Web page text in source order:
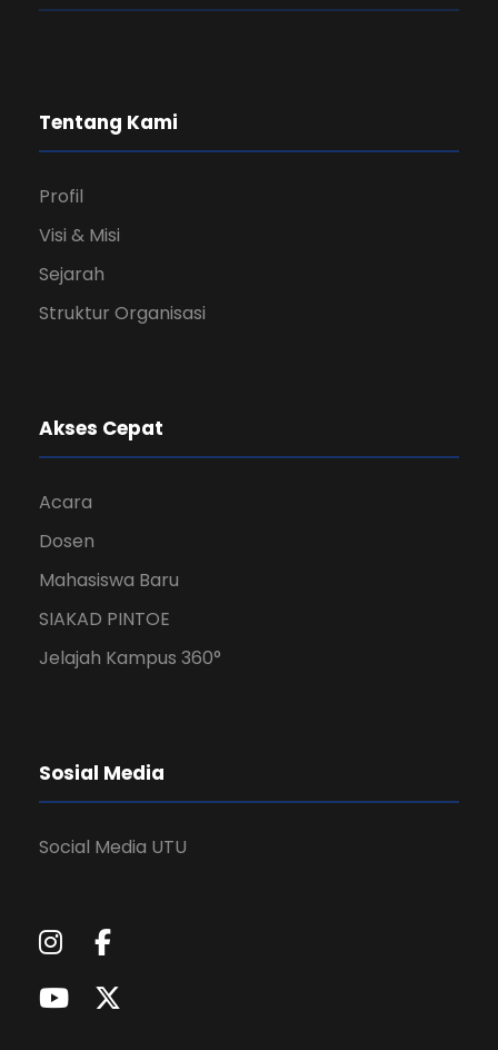
Tentang Kami
Profil
Visi & Misi
Sejarah
Struktur Organisasi
Akses Cepat
Acara
Dosen
Mahasiswa Baru
SIAKAD PINTOE
Jelajah Kampus 360°
Sosial Media
Social Media UTU